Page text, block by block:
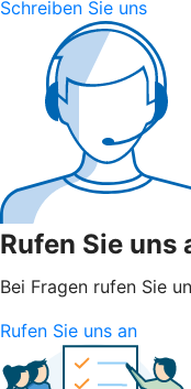
Schreiben Sie uns
Rufen Sie uns
Bei Fragen rufen Sie
Rufen Sie uns an